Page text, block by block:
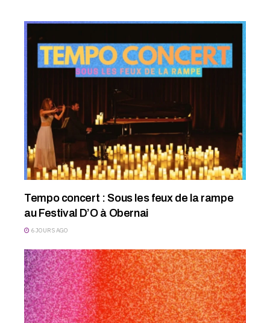
Tempo concert : Sous les feux de la rampe
au Festival D’O à Obernai
6 JOURS AGO